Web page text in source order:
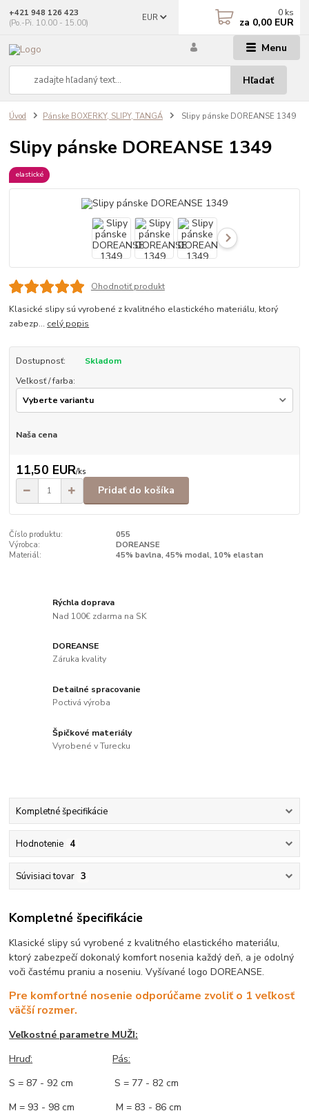
Menu
EUR
Hľadať
+421 948 126 423
(Po.-Pi. 10.00 - 15.00)
0 ks
za 0,00 EUR
Úvod Pánske BOXERKY, SLIPY, TANGÁ Slipy pánske DOREANSE 1349
Slipy pánske DOREANSE 1349
elastické
Ohodnotiť produkt
Klasické slipy sú vyrobené z kvalitného elastického materiálu, ktorý
zabezp... celý popis
Dostupnosť:
Skladom
Veľkosť / farba:
Naša cena
11,50 EUR/ks
Pridať do košíka
Číslo produktu:
055
Výrobca:
DOREANSE
Materiál:
45% bavlna, 45% modal, 10% elastan
Rýchla doprava
Nad 100€ zdarma na SK
DOREANSE
Záruka kvality
Detailné spracovanie
Poctivá výroba
Špičkové materiály
Vyrobené v Turecku
Kompletné špecifikácie
Hodnotenie 4
Súvisiaci tovar 3
Kompletné špecifikácie
Klasické slipy sú vyrobené z kvalitného elastického materiálu,
ktorý zabezpečí dokonalý komfort nosenia každý deň, a je odolný
voči častému praniu a noseniu. Vyšívané logo DOREANSE.
Pre komfortné nosenie odporúčame zvoliť o 1 veľkosť
väčší rozmer.
Veľkostné parametre MUŽI:
Hruď:
Pás:
S = 87 - 92 cm S = 77 - 82 cm
M = 93 - 98 cm M = 83 - 86 cm